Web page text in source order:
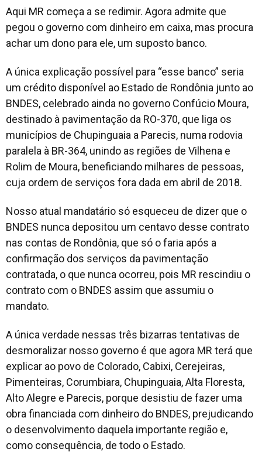
Aqui MR começa a se redimir. Agora admite que
pegou o governo com dinheiro em caixa, mas procura
achar um dono para ele, um suposto banco.
A única explicação possível para “esse banco” seria
um crédito disponível ao Estado de Rondônia junto ao
BNDES, celebrado ainda no governo Confúcio Moura,
destinado à pavimentação da RO-370, que liga os
municípios de Chupinguaia a Parecis, numa rodovia
paralela à BR-364, unindo as regiões de Vilhena e
Rolim de Moura, beneficiando milhares de pessoas,
cuja ordem de serviços fora dada em abril de 2018.
Nosso atual mandatário só esqueceu de dizer que o
BNDES nunca depositou um centavo desse contrato
nas contas de Rondônia, que só o faria após a
confirmação dos serviços da pavimentação
contratada, o que nunca ocorreu, pois MR rescindiu o
contrato com o BNDES assim que assumiu o
mandato.
A única verdade nessas três bizarras tentativas de
desmoralizar nosso governo é que agora MR terá que
explicar ao povo de Colorado, Cabixi, Cerejeiras,
Pimenteiras, Corumbiara, Chupinguaia, Alta Floresta,
Alto Alegre e Parecis, porque desistiu de fazer uma
obra financiada com dinheiro do BNDES, prejudicando
o desenvolvimento daquela importante região e,
como consequência, de todo o Estado.